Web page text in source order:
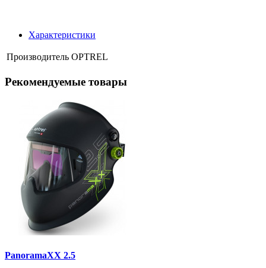
Характеристики
Производитель OPTREL
Рекомендуемые товары
PanoramaXX 2.5